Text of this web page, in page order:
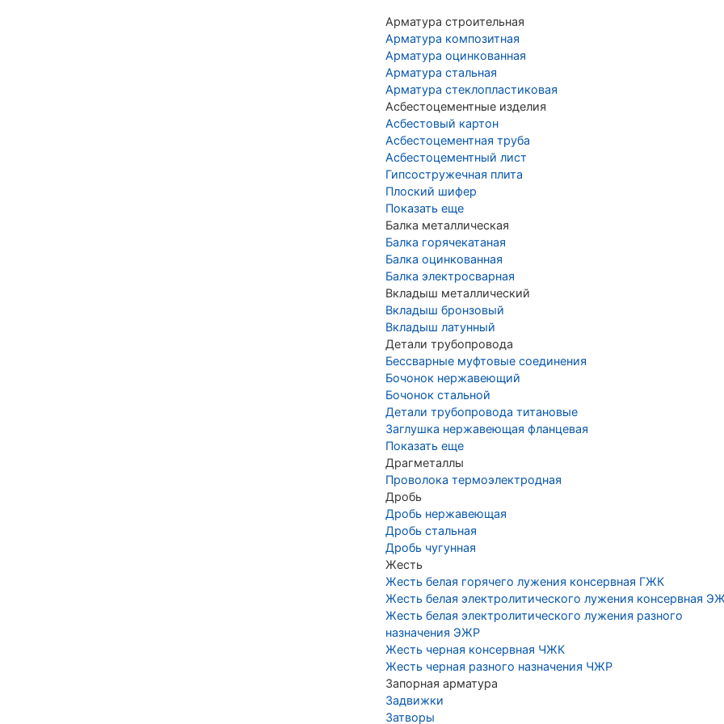
Арматура строительная
Арматура композитная
Арматура оцинкованная
Арматура стальная
Арматура стеклопластиковая
Асбестоцементные изделия
Асбестовый картон
Асбестоцементная труба
Асбестоцементный лист
Гипсостружечная плита
Плоский шифер
Показать еще
Балка металлическая
Балка горячекатаная
Балка оцинкованная
Балка электросварная
Вкладыш металлический
Вкладыш бронзовый
Вкладыш латунный
Детали трубопровода
Бессварные муфтовые соединения
Бочонок нержавеющий
Бочонок стальной
Детали трубопровода титановые
Заглушка нержавеющая фланцевая
Показать еще
Драгметаллы
Проволока термоэлектродная
Дробь
Дробь нержавеющая
Дробь стальная
Дробь чугунная
Жесть
Жесть белая горячего лужения консервная ГЖК
Жесть белая электролитического лужения консервная
Жесть белая электролитического лужения разного
назначения ЭЖР
Жесть черная консервная ЧЖК
Жесть черная разного назначения ЧЖР
Запорная арматура
Задвижки
Затворы